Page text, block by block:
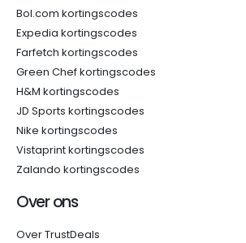
Bol.com kortingscodes
Expedia kortingscodes
Farfetch kortingscodes
Green Chef kortingscodes
H&M kortingscodes
JD Sports kortingscodes
Nike kortingscodes
Vistaprint kortingscodes
Zalando kortingscodes
Over ons
Over TrustDeals